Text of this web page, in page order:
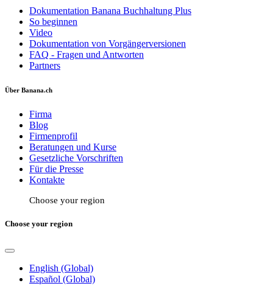
Dokumentation Banana Buchhaltung Plus
So beginnen
Video
Dokumentation von Vorgängerversionen
FAQ - Fragen und Antworten
Partners
Über Banana.ch
Firma
Blog
Firmenprofil
Beratungen und Kurse
Gesetzliche Vorschriften
Für die Presse
Kontakte
Choose your region
Choose your region
English (Global)
Español (Global)